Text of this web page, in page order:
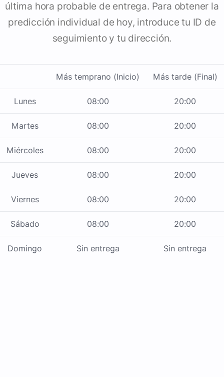
última hora probable de entrega. Para obtener la
predicción individual de hoy, introduce tu ID de
seguimiento y tu dirección.
Más temprano (Inicio) Más tarde (Final)
Lunes 08:00 20:00
Martes 08:00 20:00
Miércoles 08:00 20:00
Jueves 08:00 20:00
Viernes 08:00 20:00
Sábado 08:00 20:00
Domingo Sin entrega Sin entrega